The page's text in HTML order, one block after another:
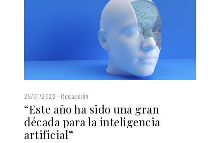
26/01/2023 Redacción
“Este año ha sido una gran
década para la inteligencia
artificial”